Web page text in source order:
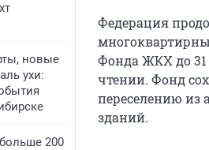
новые
ухи:
200
Федерация
Фонда ЖКХ до 31
чтении. Фонд
переселению из
зданий.